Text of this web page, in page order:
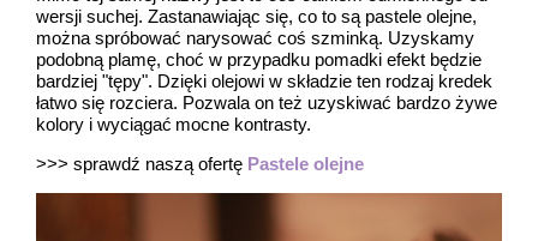
wersji suchej. Zastanawiając się, co to są pastele olejne,
można spróbować narysować coś szminką. Uzyskamy
podobną plamę, choć w przypadku pomadki efekt będzie
bardziej "tępy". Dzięki olejowi w składzie ten rodzaj kredek
łatwo się rozciera. Pozwala on też uzyskiwać bardzo żywe
kolory i wyciągać mocne kontrasty.
>>> sprawdź naszą ofertę Pastele olejne